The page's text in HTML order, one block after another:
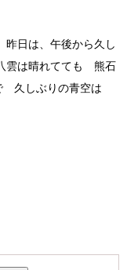
日は、午後から久し
は晴れてても 熊石
久しぶりの青空は